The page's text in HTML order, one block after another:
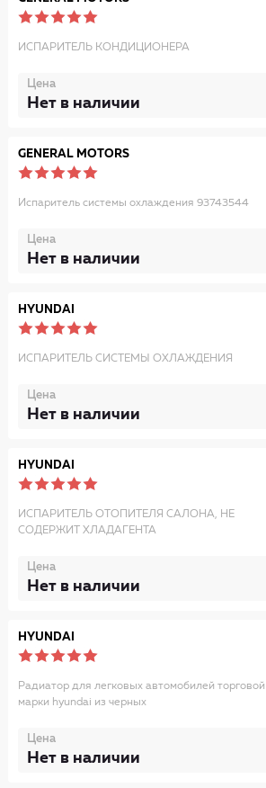
ИСПАРИТЕЛЬ КОНДИЦИОНЕРА
Цена
Нет в наличии
GENERAL MOTORS
Испаритель системы охлаждения 93743544
Цена
Нет в наличии
HYUNDAI
ИСПАРИТЕЛЬ СИСТЕМЫ ОХЛАЖДЕНИЯ
Цена
Нет в наличии
HYUNDAI
ИСПАРИТЕЛЬ ОТОПИТЕЛЯ САЛОНА, НЕ
СОДЕРЖИТ ХЛАДАГЕНТА
Цена
Нет в наличии
HYUNDAI
Радиатор для легковых автомобилей торговой
марки hyundai из черных
Цена
Нет в наличии